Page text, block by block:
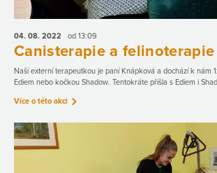
04. 08. 2022 od 13:09
Canisterapie a felinoterapie
Naší externí terapeutkou je paní Knápková a dochází k nám
Ediem nebo kočkou Shadow. Tentokráte přišla s Ediem i
Více o této akci